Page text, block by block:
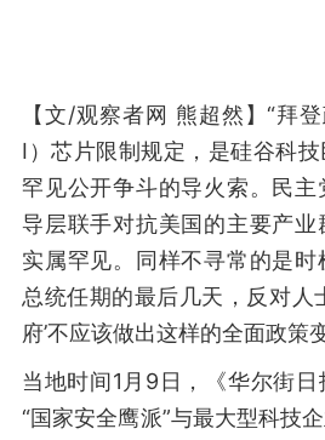
【文/观察者网 熊超然】“拜
I）芯片限制规定，是硅谷科
罕见公开争斗的导火索。民
导层联手对抗美国的主要产
实属罕见。同样不寻常的是
总统任期的最后几天，反对人
府’不应该做出这样的全面政策
当地时间1月9日，《华尔街
“国家安全鹰派”与最大型科技